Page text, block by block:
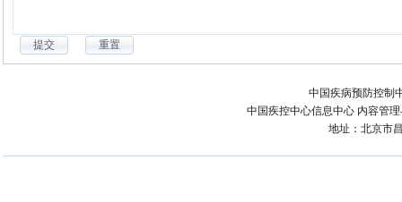
中国疾病预防控制
中国疾控中心信息中心 内容管
地址：北京市